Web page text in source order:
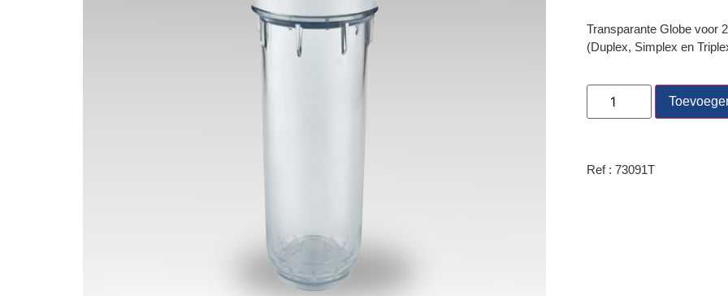
Transparante Globe voor
(Duplex, Simplex en
Ref : 73091T